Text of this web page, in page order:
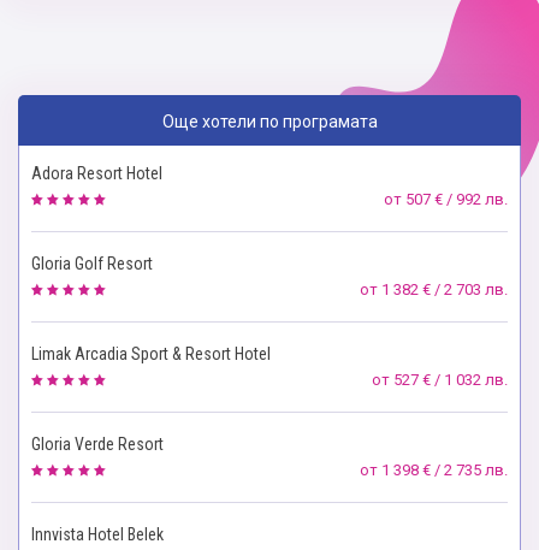
Още хотели по програмата
Adora Resort Hotel
от 507 € / 992 лв.
Gloria Golf Resort
от 1 382 € / 2 703 лв.
Limak Arcadia Sport & Resort Hotel
от 527 € / 1 032 лв.
Gloria Verde Resort
от 1 398 € / 2 735 лв.
Innvista Hotel Belek